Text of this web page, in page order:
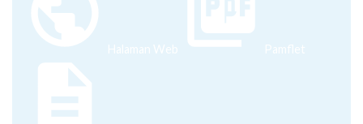
Halaman Web Pamflet